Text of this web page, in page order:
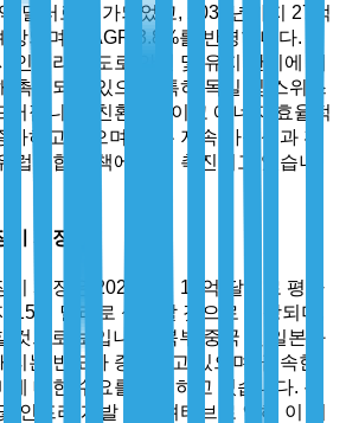
달러로 평가되었고, 2035년까지 27억
상되며, CAGR 3.8%를 반영합니다. 시
인프라와 도로 안전 및 유지 관리에 대
촉진되고 있으며, 특히 독일 및 스위스
러집니다. 친환경적이고 에너지 효율적
가하고 있으며, 이는 지속 가능성과 환
럽연합 정책에 의해 촉진되고 있습니
비 시장
비 시장은 2025년에 10억 달러로 평가
15억 달러로 성장할 것으로 예상되며,
것으로 보입니다. 북부 중국 및 일본과
리는 빈도가 증가하고 있으며, 급속한
에 대한 수요를 촉진하고 있습니다. 특
인프라 개발 이니셔티브로 인해 이 지